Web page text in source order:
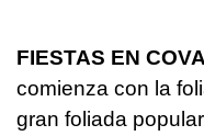
FIESTAS EN
comienza con la
gran foliada